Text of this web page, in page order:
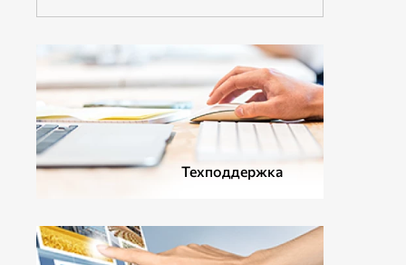
ДОПОЛНИТЕЛЬНОЕ ОБОРУДОВАНИЕ
Техподдержка